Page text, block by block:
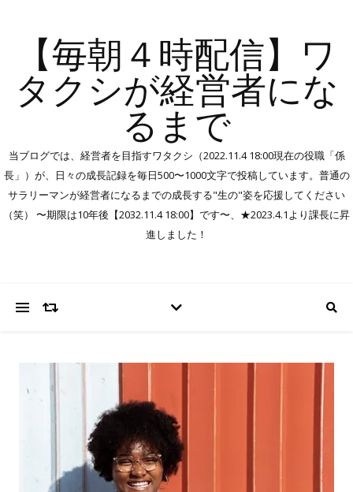
【毎朝４時配信】ワ
タクシが経営者にな
るまで
当ブログでは、経営者を目指すワタクシ（2022.11.4 18:00現在の役職「係
長」）が、日々の成長記録を毎日500〜1000文字で投稿しています。普通の
サラリーマンが経営者になるまでの成長する"生の"姿を応援してください
（笑） 〜期限は10年後【2032.11.4 18:00】です〜、★2023.4.1より課長に昇
進しました！